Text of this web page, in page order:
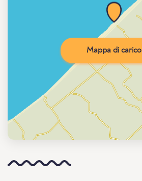
Mappa di carico